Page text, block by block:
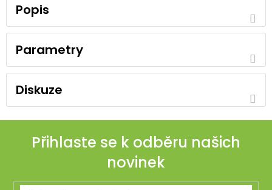
Popis
Parametry
Diskuze
Přihlaste se k odběru našich
novinek